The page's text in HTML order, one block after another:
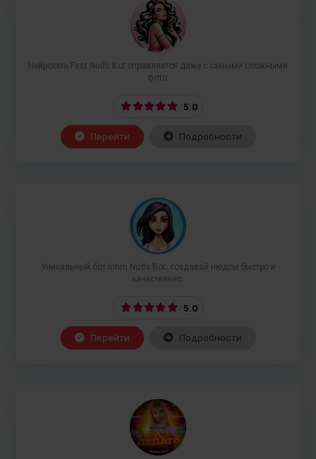
Нейросеть Fast Nuds Bot справляется даже с самыми сложными
фото.
5.0
Перейти Подробности
Уникальный бот Intim Nuds Bot: создавай нюдсы быстро и
качественно.
5.0
Перейти Подробности